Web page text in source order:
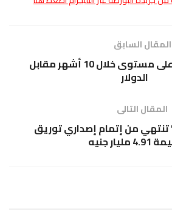
المقال السابق
اليوان يلامس أعلى مستوى خلال 10 أشهر مقابل
الدولار
المقال التالى
تنتهي من إتمام إصداري توريق
مليار جنيه